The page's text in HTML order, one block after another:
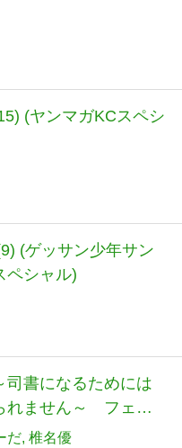
(ヤンマガKCスペシ
(ゲッサン少年サン
ペシャル)
司書になるためには
れません～ フェル
て 第1巻
だ 椎名優